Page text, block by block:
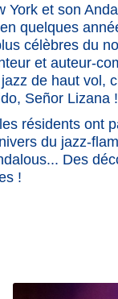
York et son
quelques
célèbres du
et auteur-
de haut vol,
Señor Lizana !
résidents ont
du jazz-
Des
!